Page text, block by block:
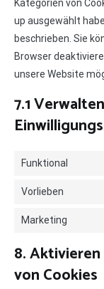
Kategorien von
up ausgewählt
beschrieben. Sie
Browser
unsere Website
7.1
Funktional
Vorlieben
Marketing
8.
von Cookies